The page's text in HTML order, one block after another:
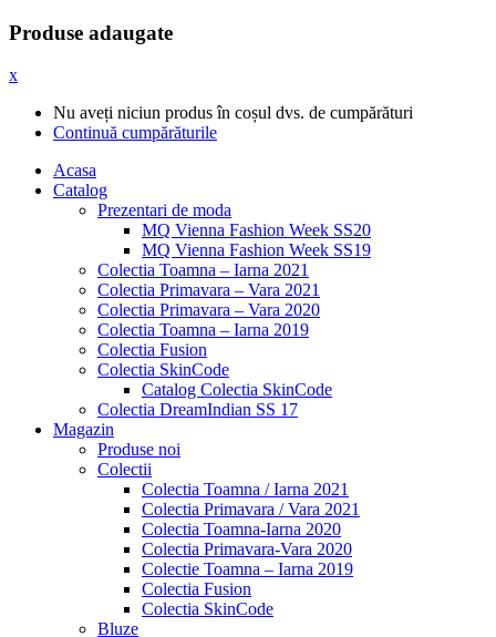
Produse adaugate
x
Nu aveți niciun produs în coșul dvs. de cumpărături
Continuă cumpărăturile
Acasa
Catalog
Prezentari de moda
MQ Vienna Fashion Week SS20
MQ Vienna Fashion Week SS19
Colectia Toamna – Iarna 2021
Colectia Primavara – Vara 2021
Colectia Primavara – Vara 2020
Colectia Toamna – Iarna 2019
Colectia Fusion
Colectia SkinCode
Catalog Colectia SkinCode
Colectia DreamIndian SS 17
Magazin
Produse noi
Colectii
Colectia Toamna / Iarna 2021
Colectia Primavara / Vara 2021
Colectia Toamna-Iarna 2020
Colectia Primavara-Vara 2020
Colectie Toamna – Iarna 2019
Colectia Fusion
Colectia SkinCode
Bluze